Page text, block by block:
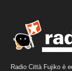
Radio Città Fujiko è